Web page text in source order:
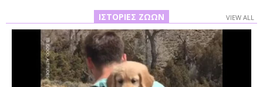
ΙΣΤΟΡΊΕΣ ΖΏΩΝ VIEW ALL